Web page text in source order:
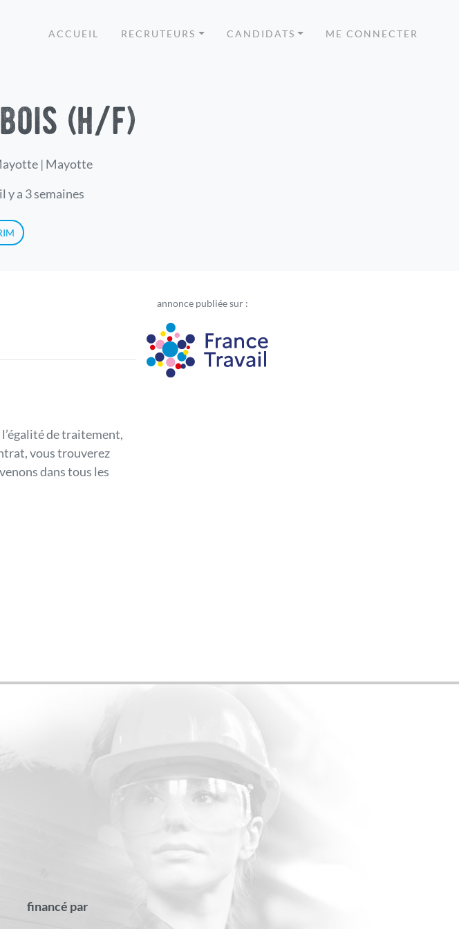
ACCUEIL RECRUTEURS CANDIDATS ME CONNECTER
(h/f)
| Mayotte
y a 3 semaines
de traitement,
vous trouverez
dans tous les
annonce publiée sur :
financé par